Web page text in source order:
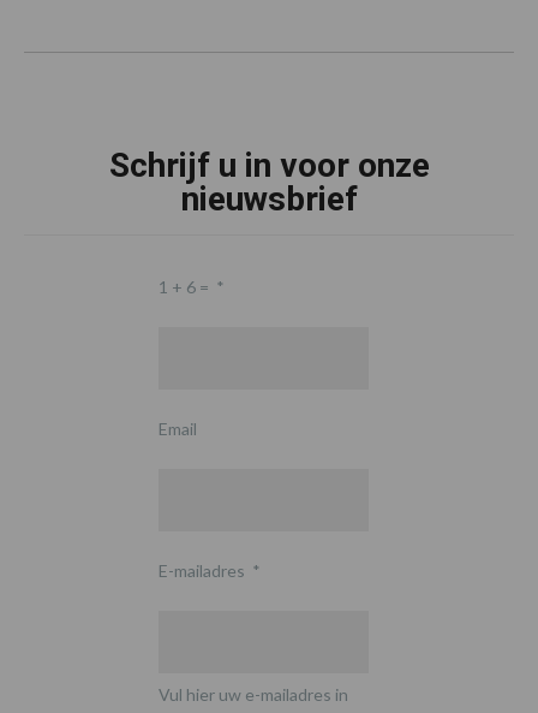
Schrijf u in voor onze
nieuwsbrief
1 + 6 = *
Email
E-mailadres *
Vul hier uw e-mailadres in